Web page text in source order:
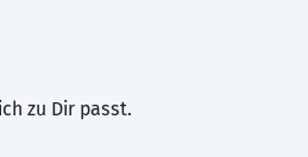
zu Dir passt.